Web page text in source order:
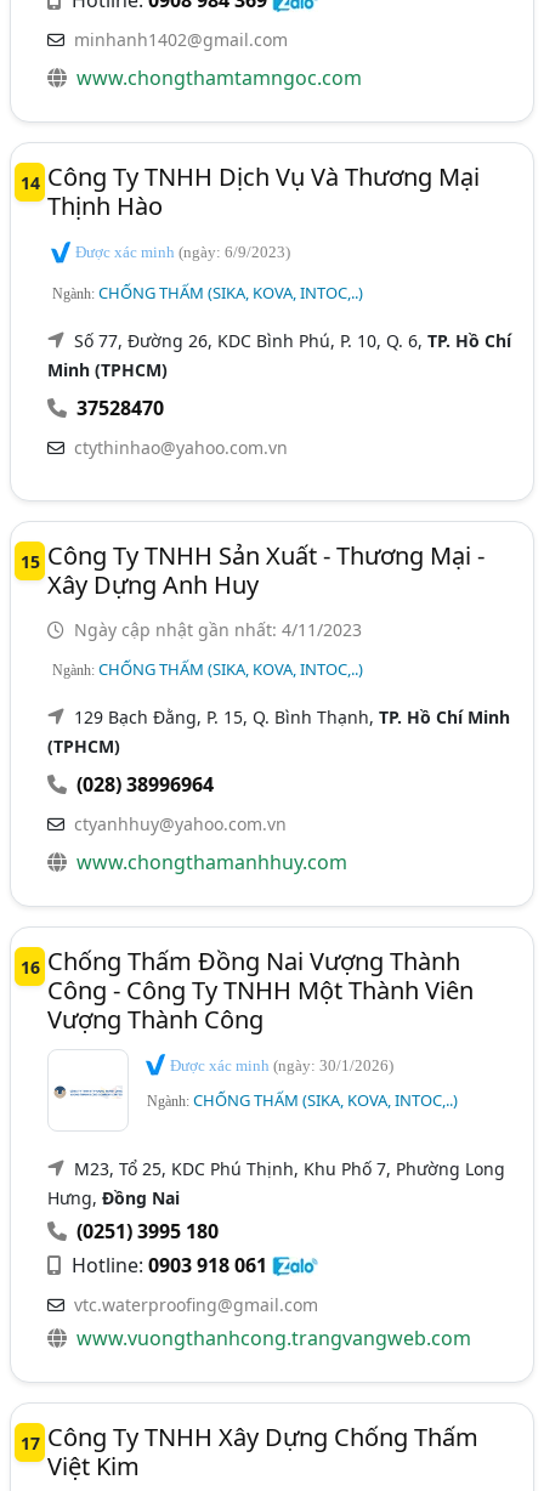
minhanh1402@gmail.com
www.chongthamtamngoc.com
14 Công Ty TNHH Dịch Vụ Và Thương Mại
Thịnh Hào
Được xác minh(ngày: 6/9/2023)
Ngành:CHỐNG THẤM (SIKA, KOVA, INTOC,..)
Số 77, Đường 26, KDC Bình Phú, P. 10, Q. 6,TP. Hồ Chí
Minh (TPHCM)
37528470
ctythinhao@yahoo.com.vn
15 Công Ty TNHH Sản Xuất - Thương Mại -
Xây Dựng Anh Huy
Ngày cập nhật gần nhất: 4/11/2023
Ngành:CHỐNG THẤM (SIKA, KOVA, INTOC,..)
129 Bạch Đằng, P. 15, Q. Bình Thạnh,TP. Hồ Chí Minh
(TPHCM)
(028) 38996964
ctyanhhuy@yahoo.com.vn
www.chongthamanhhuy.com
16 Chống Thấm Đồng Nai Vượng Thành
Công - Công Ty TNHH Một Thành Viên
Vượng Thành Công
Được xác minh(ngày: 30/1/2026)
Ngành:CHỐNG THẤM (SIKA, KOVA, INTOC,..)
M23, Tổ 25, KDC Phú Thịnh, Khu Phố 7, Phường Long
Hưng,Đồng Nai
(0251) 3995 180
Hotline:0903 918 061
vtc.waterproofing@gmail.com
www.vuongthanhcong.trangvangweb.com
17 Công Ty TNHH Xây Dựng Chống Thấm
Việt Kim